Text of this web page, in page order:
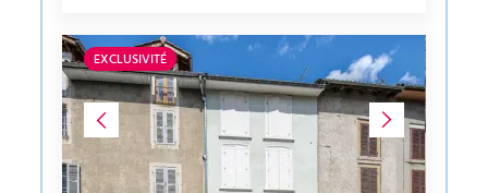
EXCLUSIVITÉ